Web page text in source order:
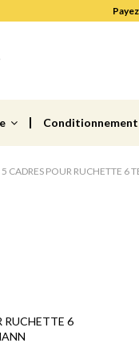
Conditionnement
CADRES POUR RUCHETTE 6